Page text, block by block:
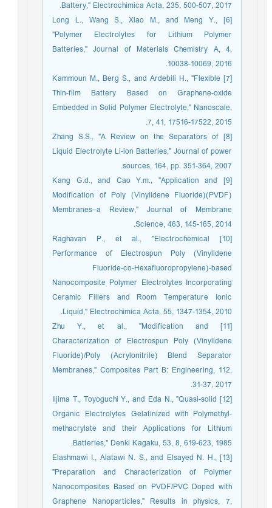
Battery," Electrochimica Acta, 235, 500-507, 2017.
[6] Long L., Wang S., Xiao M., and Meng Y.,
"Polymer Electrolytes for Lithium Polymer
Batteries," Journal of Materials Chemistry A, 4,
10038-10069, 2016.
[7] Kammoun M., Berg S., and Ardebili H., "Flexible
Thin-film Battery Based on Graphene-oxide
Embedded in Solid Polymer Electrolyte," Nanoscale,
7, 41, 17516-17522, 2015.
[8] Zhang S.S., "A Review on the Separators of
Liquid Electrolyte Li-ion Batteries," Journal of power
sources, 164, pp. 351-364, 2007.
[9] Kang G.d., and Cao Y.m., "Application and
Modification of Poly (Vinylidene Fluoride)(PVDF)
Membranes–a Review," Journal of Membrane
Science, 463, 145-165, 2014.
[10] Raghavan P., et al., "Electrochemical
Performance of Electrospun Poly (Vinylidene
Fluoride-co-Hexafluoropropylene)-based
Nanocomposite Polymer Electrolytes Incorporating
Ceramic Fillers and Room Temperature Ionic
Liquid," Electrochimica Acta, 55, 1347-1354, 2010.
[11] Zhu Y., et al., "Modification and
Characterization of Electrospun Poly (Vinylidene
Fluoride)/Poly (Acrylonitrile) Blend Separator
Membranes," Composites Part B: Engineering, 112,
31-37, 2017.
[12] Iijima T., Toyoguchi Y., and Eda N., "Quasi-solid
Organic Electrolytes Gelatinized with Polymethyl-
methacrylate and their Applications for Lithium
Batteries," Denki Kagaku, 53, 8, 619-623, 1985.
[13] Elashmawi I., Alatawi N. S., and Elsayed N. H.,
"Preparation and Characterization of Polymer
Nanocomposites Based on PVDF/PVC Doped with
Graphene Nanoparticles," Results in physics, 7,